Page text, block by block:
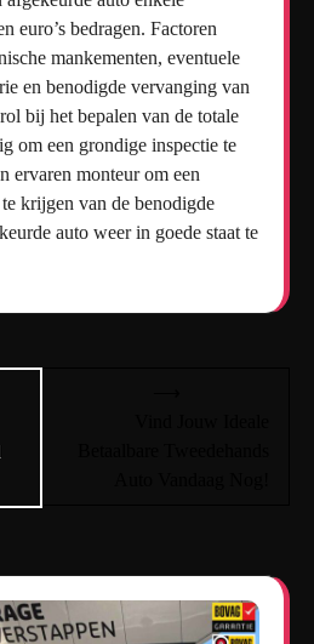
euro’s bedragen. Factoren
mankementen, eventuele
en benodigde vervanging van
bij het bepalen van de totale
om een grondige inspectie te
ervaren monteur om een
krijgen van de benodigde
auto weer in goede staat te